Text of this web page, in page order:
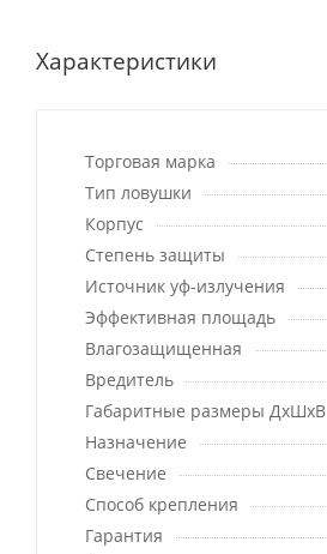
Характеристики
Торговая марка
Тип ловушки
Корпус
Степень защиты
Источник уф-излучения
Эффективная площадь
Влагозащищенная
Вредитель
Габаритные размеры ДхШхВ
Назначение
Свечение
Способ крепления
Гарантия